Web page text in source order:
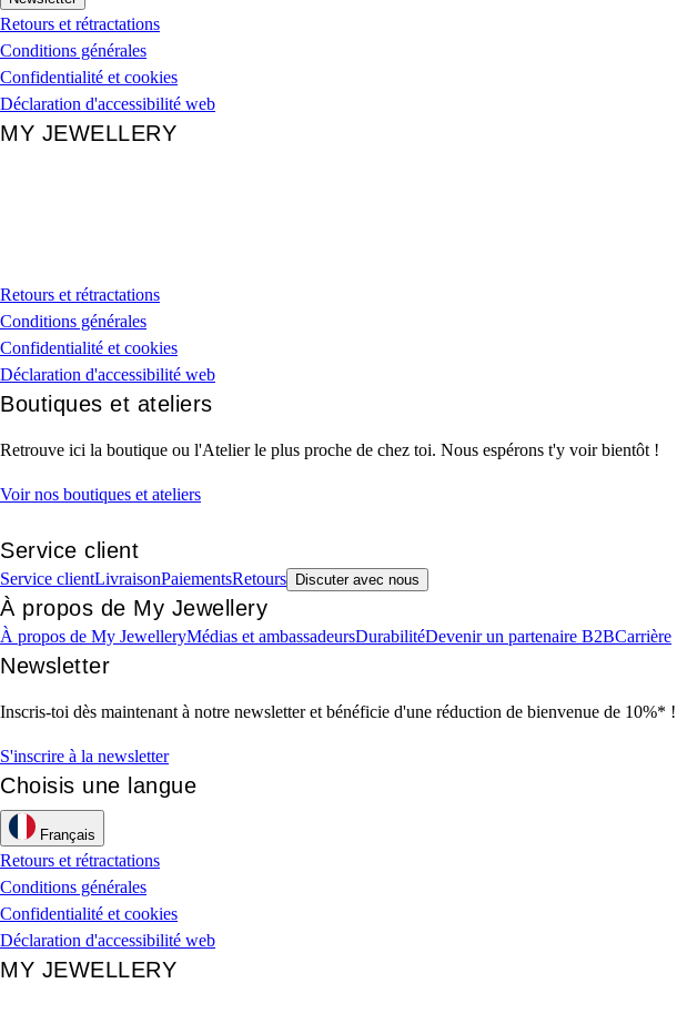
Retours et rétractations
Conditions générales
Confidentialité et cookies
Déclaration d'accessibilité web
MY JEWELLERY
Retours et rétractations
Conditions générales
Confidentialité et cookies
Déclaration d'accessibilité web
Boutiques et ateliers
Retrouve ici la boutique ou l'Atelier le plus proche de chez toi. Nous espérons t'y voir bientôt !
Voir nos boutiques et ateliers
Service client
Service clientLivraisonPaiementsRetours Discuter avec nous
À propos de My Jewellery
À propos de My JewelleryMédias et ambassadeursDurabilitéDevenir un partenaire B2BCarrière
Newsletter
Inscris-toi dès maintenant à notre newsletter et bénéficie d'une réduction de bienvenue de 10%* !
S'inscrire à la newsletter
Choisis une langue
Français
Retours et rétractations
Conditions générales
Confidentialité et cookies
Déclaration d'accessibilité web
MY JEWELLERY